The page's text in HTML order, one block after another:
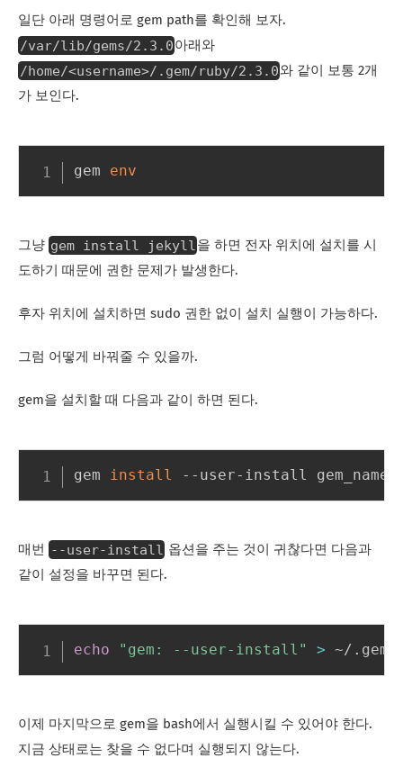
일단 아래 명령어로 gem path를 확인해 보자.
/var/lib/gems/2.3.0 아래와
/home/<username>/.gem/ruby/2.3.0와 같이 보통 2개
가 보인다.
gem env
그냥 gem install jekyll 을 하면 전자 위치에 설치를 시
도하기 때문에 권한 문제가 발생한다.
후자 위치에 설치하면 sudo 권한 없이 설치 실행이 가능하다.
그럼 어떻게 바꿔줄 수 있을까.
gem을 설치할 때 다음과 같이 하면 된다.
gem install
매번 --user-install 옵션을 주는 것이 귀찮다면 다음과
같이 설정을 바꾸면 된다.
echo "gem: --user-install" >
이제 마지막으로 gem을 bash에서 실행시킬 수 있어야 한다.
지금 상태로는 찾을 수 없다며 실행되지 않는다.